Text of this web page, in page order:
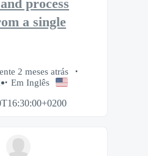
process
a single
2 meses atrás
Em Inglês